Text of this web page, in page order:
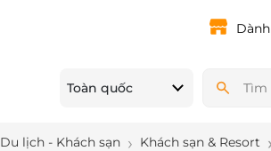
Toàn quốc
Du lịch - Khách sạn Khách sạn & Resort